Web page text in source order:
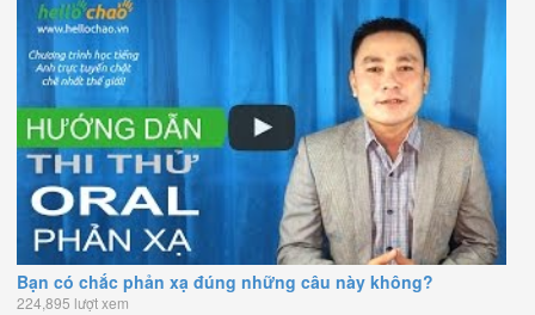
Bạn có chắc phản xạ đúng những câu này không?
224,895 lượt xem